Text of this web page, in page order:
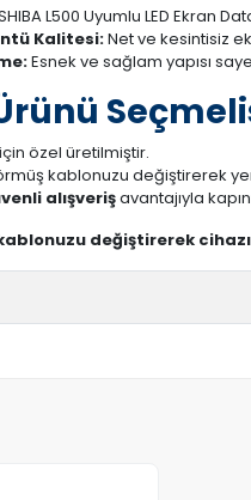
L500 Uyumlu LED Ekran
Kalitesi:Net ve kesintisiz
Esnek ve sağlam yapısı
özel üretilmiştir.
kablonuzu değiştirerek
alışverişavantajıyla
değiştirerek